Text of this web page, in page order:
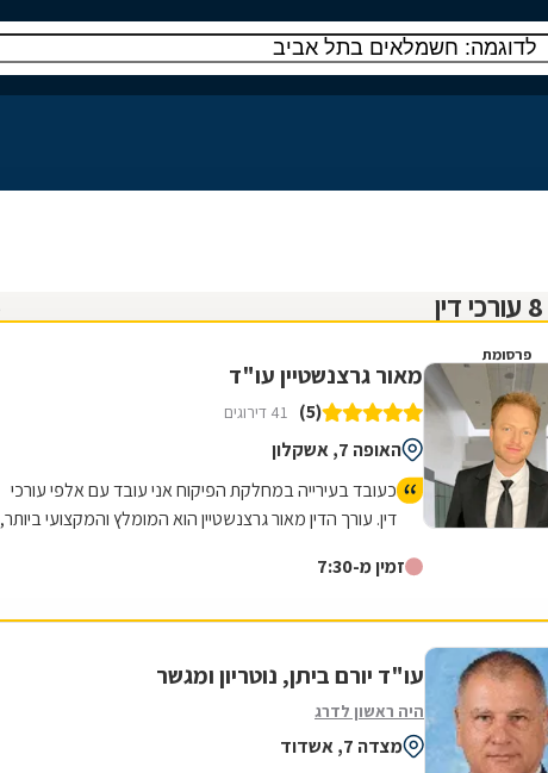
פרסומת
מאור גרצנשטיין עו"ד
(5) 41 דירוגים
האופה 7, אשקלון
כעובד בעירייה במחלקת הפיקוח אני עובד עם אלפי עורכי
דין. עורך הדין מאור גרצנשטיין הוא המומלץ והמקצועי ביותר,
רבה!
זמין מ-7:30
עו"ד יורם ביתן, נוטריון ומגשר
היה ראשון לדרג
מצדה 7, אשדוד